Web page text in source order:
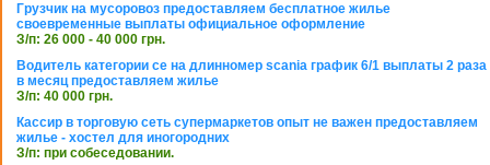
Грузчик на мусоровоз предоставляем бесплатное жилье
своевременные выплаты официальное оформление
З/п: 26 000 - 40 000 грн.
Водитель категории се на длинномер scania график 6/1 выплаты 2 раза
в месяц предоставляем жилье
З/п: 40 000 грн.
Кассир в торговую сеть супермаркетов опыт не важен предоставляем
жилье - хостел для иногородних
З/п: при собеседовании.